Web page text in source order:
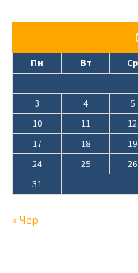
Пн Вт Ср
3
4 5
10
11 12
17
18 19
24
25 26
31
« Чер